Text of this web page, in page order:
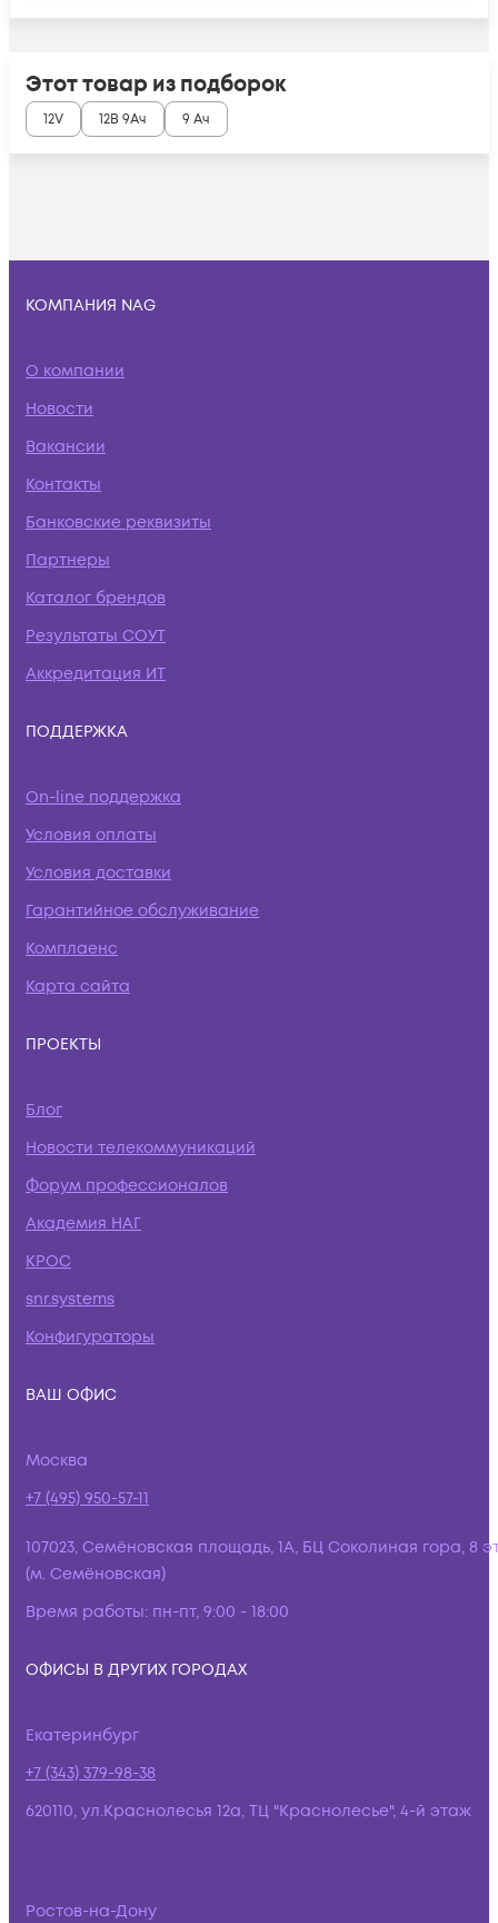
Этот товар из подборок
12V 12В 9Ач 9 Ач
КОМПАНИЯ NAG
О компании
Новости
Вакансии
Контакты
Банковские реквизиты
Партнеры
Каталог брендов
Результаты СОУТ
Аккредитация ИТ
ПОДДЕРЖКА
On-line поддержка
Условия оплаты
Условия доставки
Гарантийное обслуживание
Комплаенс
Карта сайта
ПРОЕКТЫ
Блог
Новости телекоммуникаций
Форум профессионалов
Академия НАГ
КРОС
snr.systems
Конфигураторы
ВАШ ОФИС
Москва
+7 (495) 950-57-11
107023, Семёновская площадь, 1А, БЦ Соколиная гора, 8
(м. Семёновская)
Время работы: пн-пт, 9:00 - 18:00
ОФИСЫ В ДРУГИХ ГОРОДАХ
Екатеринбург
+7 (343) 379-98-38
620110, ул.Краснолесья 12а, ТЦ "Краснолесье", 4-й этаж
Ростов-на-Дону